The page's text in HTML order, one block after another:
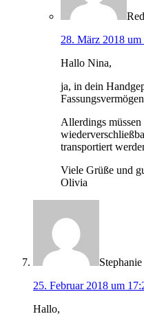
28. März 2018 um
Hallo Nina,
ja, in dein
Allerdings müssen
transportiert
Viele Grüße und
Olivia
Stephanie
25. Februar 2018 um
Hallo,